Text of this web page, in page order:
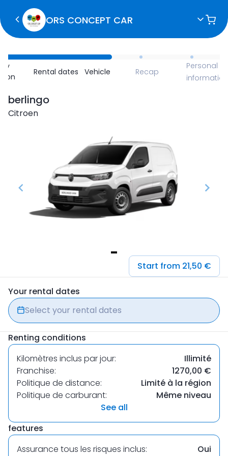
ORS CONCEPT CAR
Rental dates Vehicle Recap
Personal
information
berlingo
Citroen
Start from 21,50 €
Your rental dates
Select your rental dates
Renting conditions
Kilomètres inclus par jour:
Illimité
Franchise:
1270,00 €
Politique de distance:
Limité à la région
Politique de carburant:
Même niveau
See all
features
Assurance tous les risques inclus:
Oui